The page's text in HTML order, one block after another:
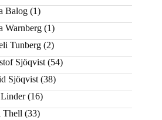
Balog (1)
Warnberg (1)
Tunberg (2)
Sjöqvist (54)
Sjöqvist (38)
(16)
Thell (33)